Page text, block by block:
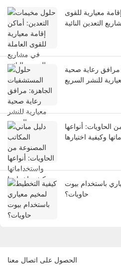
معيارية للقوى
التعدين النائية
رعاية صحية
للنشر السريع
الحاويات: أنواعها
وكيفية اختيارها
باستخدام بيوت
حاويات؟
الحصول على اتصال معنا